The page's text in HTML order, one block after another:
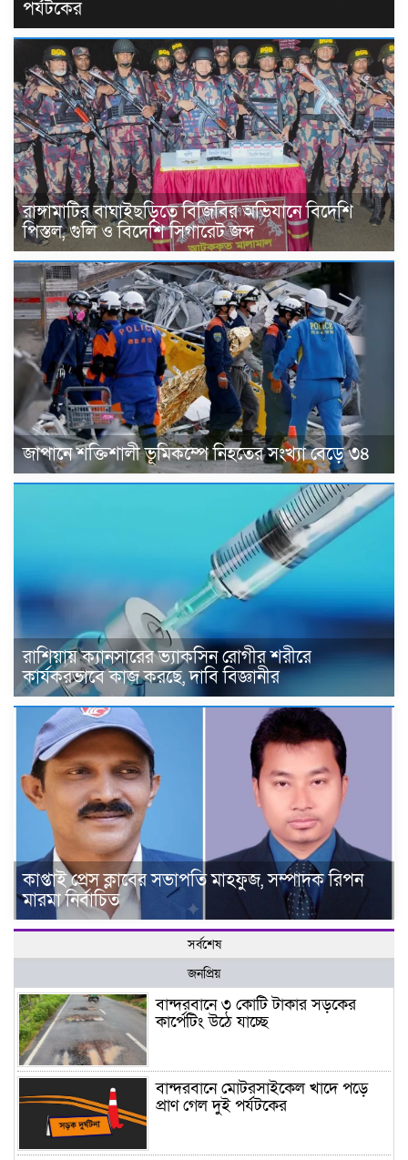
পর্যটকের
রাঙ্গামাটির বাঘাইছড়িতে বিজিবির অভিযানে বিদেশি
পিস্তল, গুলি ও বিদেশি সিগারেট জব্দ
জাপানে শক্তিশালী ভূমিকম্পে নিহতের সংখ্যা বেড়ে ৩৪
রাশিয়ায় ক্যানসারের ভ্যাকসিন রোগীর শরীরে
কার্যকরভাবে কাজ করছে, দাবি বিজ্ঞানীর
কাপ্তাই প্রেস ক্লাবের সভাপতি মাহফুজ, সম্পাদক রিপন
মারমা নির্বাচিত
সর্বশেষ
জনপ্রিয়
বান্দরবানে ৩ কোটি টাকার সড়কের
কার্পেটিং উঠে যাচ্ছে
বান্দরবানে মোটরসাইকেল খাদে পড়ে
প্রাণ গেল দুই পর্যটকের